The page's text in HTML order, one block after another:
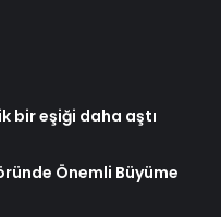
bir eşiği daha aştı
Önemli Büyüme